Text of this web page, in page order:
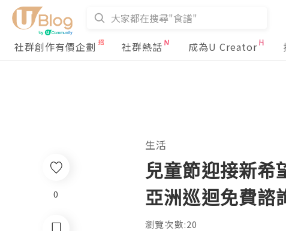
社群創作有價企劃
社群熱話 成為U Creator
生活
兒童節迎接新希
亞洲巡迴免費諮
瀏覽次數:20
0